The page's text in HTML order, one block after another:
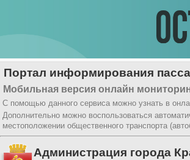
Портал информирования
Мобильная версия онлайн
С помощью данного сервиса можно узнать в
Дополнительно можно воспользоваться
местоположении общественного транспорта
Администрация города